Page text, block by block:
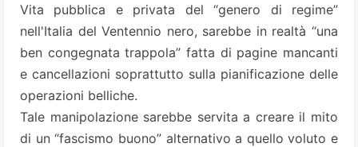
Vita pubblica e privata del “genero di regime”
nell'Italia del Ventennio nero, sarebbe in realtà “una
ben congegnata trappola” fatta di pagine mancanti
e cancellazioni soprattutto sulla pianificazione delle
operazioni belliche.
Tale manipolazione sarebbe servita a creare il mito
di un “fascismo buono” alternativo a quello voluto e